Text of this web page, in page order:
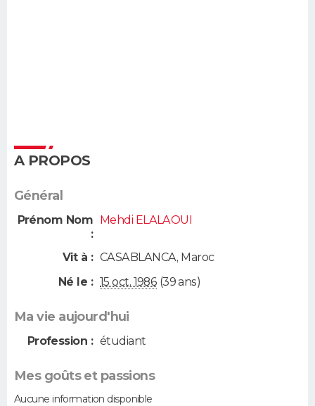
A PROPOS
Général
Prénom Nom
:
Mehdi ELALAOUI
Vit à : CASABLANCA, Maroc
Né le : 15 oct. 1986 (39 ans)
Ma vie aujourd'hui
Profession : étudiant
Mes goûts et passions
Aucune information disponible